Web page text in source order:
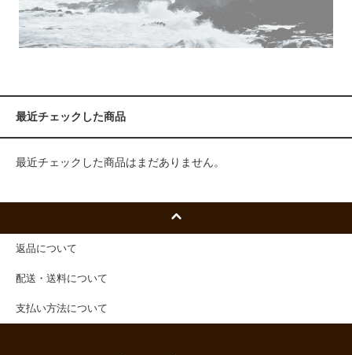
最近チェックした商品
最近チェックした商品はまだありません。
返品について
配送・送料について
支払い方法について